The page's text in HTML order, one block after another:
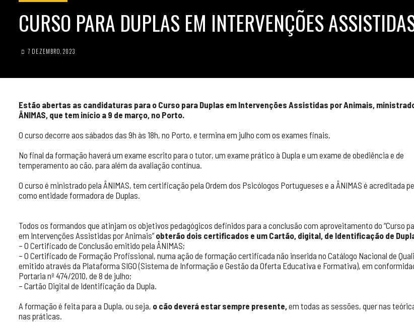
CURSO PARA DUPLAS EM INTERVENÇÕES
7 DEZEMBRO, 2023
Estão abertas as candidaturas para o Curso para Duplas em Intervenções Assistidas por Animais,
ÂNIMAS, que tem início a 9 de março, no Porto.
O curso decorre aos sábados das 9h às 18h, no Porto, e termina em julho com os exames finais.
No final da formação haverá um exame escrito para o tutor, um exame prático à Dupla e um exame de obediência e de
temperamento ao cão, para além da avaliação contínua.
O curso é ministrado pela ÂNIMAS, tem certificação pela Ordem dos Psicólogos Portugueses e a ÂNIMAS é acreditada
como entidade formadora de Duplas.
Todos os formandos que atinjam os objetivos pedagógicos definidos para a conclusão com aproveitamento do “Curso
em Intervenções Assistidas por Animais”obterão dois certificados e um Cartão, digital, de Identificação de
– O Certificado de Conclusão emitido pela ÂNIMAS;
– O Certificado de Formação Profissional, numa ação de formação certificada não inserida no Catálogo Nacional de
emitido através da Plataforma SIGO (Sistema de Informação e Gestão da Oferta Educativa e Formativa), em
Portaria nº 474/2010, de 8 de julho;
– Cartão Digital de Identificação da Dupla.
A formação é feita para a Dupla, ou seja, o cão deverá estar sempre presente,em todas as sessões, quer nas
nas práticas.